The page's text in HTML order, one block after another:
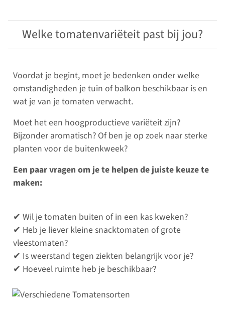
Welke tomatenvariëteit past bij jou?
Voordat je begint, moet je bedenken onder welke
omstandigheden je tuin of balkon beschikbaar is en
wat je van je tomaten verwacht.
Moet het een hoogproductieve variëteit zijn?
Bijzonder aromatisch? Of ben je op zoek naar sterke
planten voor de buitenkweek?
Een paar vragen om je te helpen de juiste keuze te
maken:
✔ Wil je tomaten buiten of in een kas kweken?
✔ Heb je liever kleine snacktomaten of grote
vleestomaten?
✔ Is weerstand tegen ziekten belangrijk voor je?
✔ Hoeveel ruimte heb je beschikbaar?